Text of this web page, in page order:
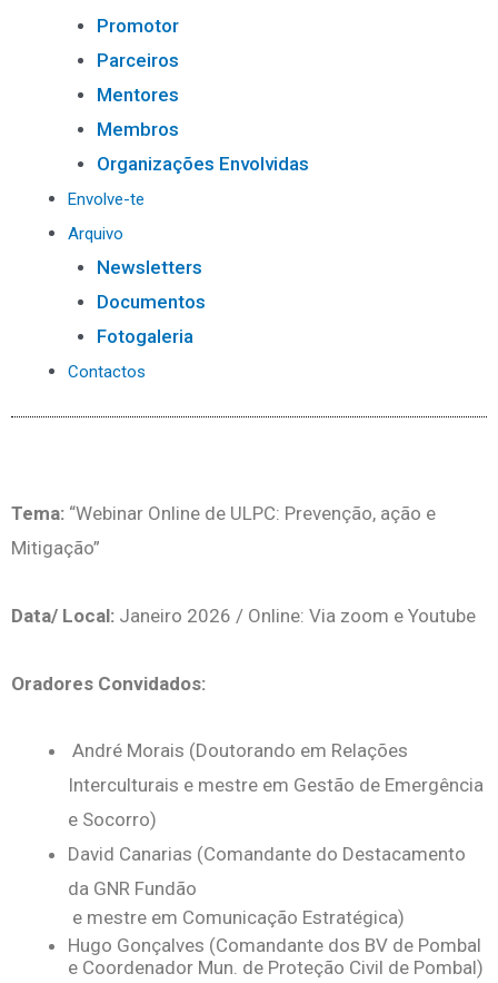
Promotor
Parceiros
Mentores
Membros
Organizações Envolvidas
Envolve-te
Arquivo
Newsletters
Documentos
Fotogaleria
Contactos
Tema: “Webinar Online de ULPC: Prevenção, ação e
Mitigação”
Data/ Local: Janeiro 2026 / Online: Via zoom e Youtube
Oradores Convidados:
André Morais (Doutorando em Relações
Interculturais e mestre em Gestão de Emergência
e Socorro)
David Canarias (Comandante do Destacamento
da GNR Fundão
e mestre em Comunicação Estratégica)
Hugo Gonçalves (Comandante dos BV de Pombal
e Coordenador Mun. de Proteção Civil de Pombal)